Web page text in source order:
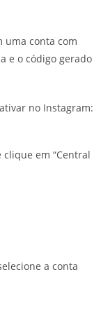
uma conta com
e o código gerado
no Instagram:
em “Central
a conta